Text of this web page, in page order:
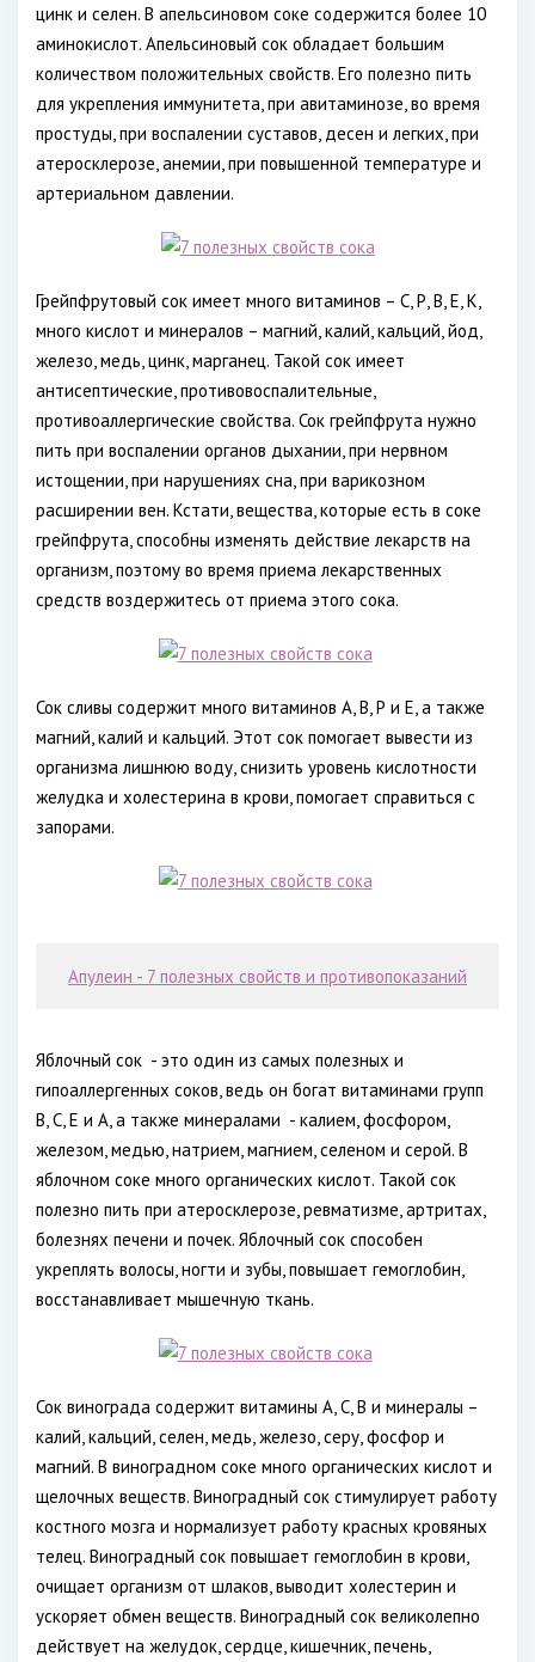
цинк и селен. В апельсиновом соке содержится более 10
аминокислот. Апельсиновый сок обладает большим
количеством положительных свойств. Его полезно пить
для укрепления иммунитета, при авитаминозе, во время
простуды, при воспалении суставов, десен и легких, при
атеросклерозе, анемии, при повышенной температуре и
артериальном давлении.
Грейпфрутовый сок имеет много витаминов – С, Р, В, Е, К,
много кислот и минералов – магний, калий, кальций, йод,
железо, медь, цинк, марганец. Такой сок имеет
антисептические, противовоспалительные,
противоаллергические свойства. Сок грейпфрута нужно
пить при воспалении органов дыхании, при нервном
истощении, при нарушениях сна, при варикозном
расширении вен. Кстати, вещества, которые есть в соке
грейпфрута, способны изменять действие лекарств на
организм, поэтому во время приема лекарственных
средств воздержитесь от приема этого сока.
Сок сливы содержит много витаминов А, В, Р и Е, а также
магний, калий и кальций. Этот сок помогает вывести из
организма лишнюю воду, снизить уровень кислотности
желудка и холестерина в крови, помогает справиться с
запорами.
Апулеин - 7 полезных свойств и противопоказаний
Яблочный сок - это один из самых полезных и
гипоаллергенных соков, ведь он богат витаминами групп
В, С, Е и А, а также минералами - калием, фосфором,
железом, медью, натрием, магнием, селеном и серой. В
яблочном соке много органических кислот. Такой сок
полезно пить при атеросклерозе, ревматизме, артритах,
болезнях печени и почек. Яблочный сок способен
укреплять волосы, ногти и зубы, повышает гемоглобин,
восстанавливает мышечную ткань.
Сок винограда содержит витамины А, С, В и минералы –
калий, кальций, селен, медь, железо, серу, фосфор и
магний. В виноградном соке много органических кислот и
щелочных веществ. Виноградный сок стимулирует работу
костного мозга и нормализует работу красных кровяных
телец. Виноградный сок повышает гемоглобин в крови,
очищает организм от шлаков, выводит холестерин и
ускоряет обмен веществ. Виноградный сок великолепно
действует на желудок, сердце, кишечник, печень,